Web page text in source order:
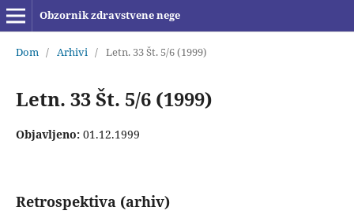
Obzornik zdravstvene nege
Dom / Arhivi / Letn. 33 Št. 5/6 (1999)
Letn. 33 Št. 5/6 (1999)
Objavljeno: 01.12.1999
Retrospektiva (arhiv)